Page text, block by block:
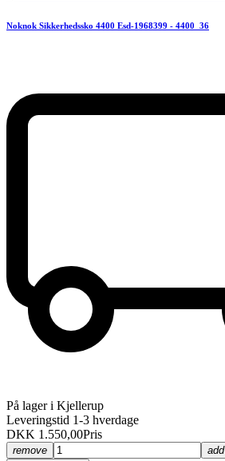
Noknok Sikkerhedssko 4400 Esd-1968399 - 4400_36
På lager i Kjellerup
Leveringstid 1-3 hverdage
DKK 1.550,00Pris
remove
add